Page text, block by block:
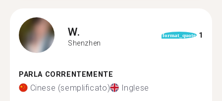
W.
Shenzhen
format_quote 1
PARLA CORRENTEMENTE
Cinese (semplificato) Inglese